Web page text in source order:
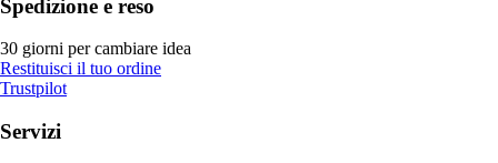
Spedizione e reso
30 giorni per cambiare idea
Restituisci il tuo ordine
Trustpilot
Servizi